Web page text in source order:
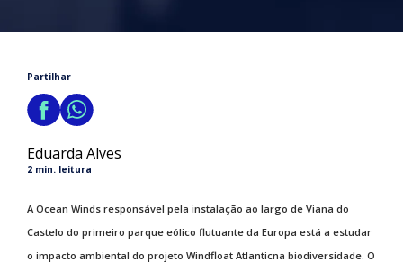
Partilhar
Eduarda Alves
2 min. leitura
A Ocean Winds responsável pela instalação ao largo de Viana do
Castelo do primeiro parque eólico flutuante da Europa está a estudar
o impacto ambiental do projeto Windfloat Atlanticna biodiversidade. O